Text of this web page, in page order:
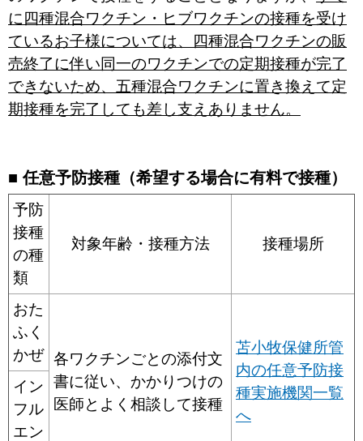
に四種混合ワクチン・ヒブワクチンの接種を受け
ているお子様については、四種混合ワクチンの販
売終了に伴い同一のワクチンでの定期接種が完了
できないため、五種混合ワクチンに置き換えて定
期接種を完了しても差し支えありません。
■ 任意予防接種（希望する場合に有料で接種）
予防
接種
の種
類
対象年齢・接種方法 接種場所
おた
ふく
かぜ 各ワクチンごとの添付文
書に従い、かかりつけの
医師とよく相談して接種
苫小牧保健所管
内の任意予防接
種実施機関一覧
へ
イン
フル
エン